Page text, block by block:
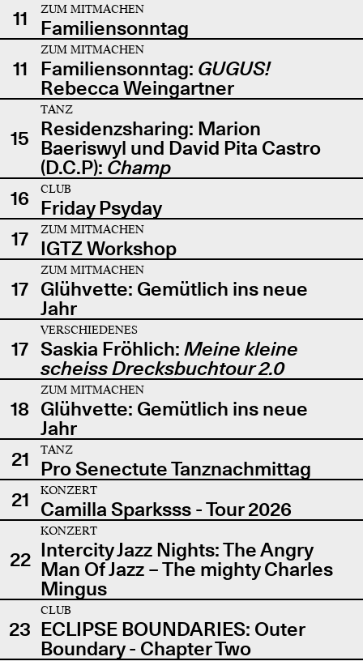
11
ZUM MITMACHEN
Familiensonntag
11
ZUM MITMACHEN
Familiensonntag: GUGUS!
Rebecca Weingartner
15
TANZ
Residenzsharing: Marion
Baeriswyl und David Pita Castro
(D.C.P): Champ
16
CLUB
Friday Psyday
17
ZUM MITMACHEN
IGTZ Workshop
17
ZUM MITMACHEN
Glühvette: Gemütlich ins neue
Jahr
17
VERSCHIEDENES
Saskia Fröhlich: Meine kleine
scheiss Drecksbuchtour 2.0
18
ZUM MITMACHEN
Glühvette: Gemütlich ins neue
Jahr
21
TANZ
Pro Senectute Tanznachmittag
21
KONZERT
Camilla Sparksss - Tour 2026
22
KONZERT
Intercity Jazz Nights: The Angry
Man Of Jazz – The mighty Charles
Mingus
23
CLUB
ECLIPSE BOUNDARIES: Outer
Boundary - Chapter Two